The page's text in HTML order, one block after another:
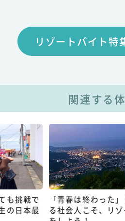
リゾートバイト特
関連する
も挑戦で
の日本最
「青春は終わった
る社会人こそ、リ